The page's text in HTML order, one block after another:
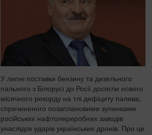
У липні поставки бензину та дизельного
пального з Білорусі до Росії досягли нового
місячного рекорду на тлі дефіциту палива,
спричиненого позаплановими зупинками
російських нафтопереробних заводів
унаслідок ударів українських дронів. Про це